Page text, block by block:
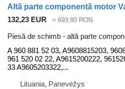
132,23 EUR ≈ 693,80 RON
Piesă de schimb - altă parte
A 960 881 52 03, A9608815203,
961 520 02 22, A9615200222,
33 A9605203322,...
Lituania, Panevėžys